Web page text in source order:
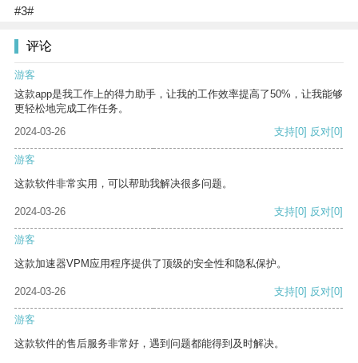
#3#
评论
游客
这款app是我工作上的得力助手，让我的工作效率提高了50%，让我能够
更轻松地完成工作任务。
2024-03-26
支持[0] 反对[0]
游客
这款软件非常实用，可以帮助我解决很多问题。
2024-03-26 支持[0] 反对[0]
游客
这款加速器VPM应用程序提供了顶级的安全性和隐私保护。
2024-03-26 支持[0] 反对[0]
游客
这款软件的售后服务非常好，遇到问题都能得到及时解决。